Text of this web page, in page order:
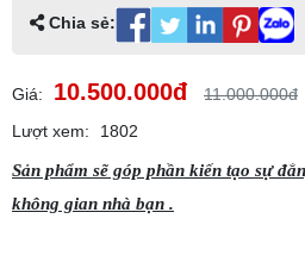
Chia sẻ:
Giá: 10.500.000đ 11.000.000đ
Lượt xem: 1802
Sản phẩm sẽ góp phần kiến tạo sự
không gian nhà bạn .